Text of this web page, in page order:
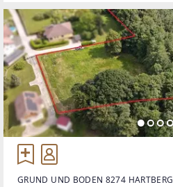
GRUND UND BODEN 8274 HARTBERG